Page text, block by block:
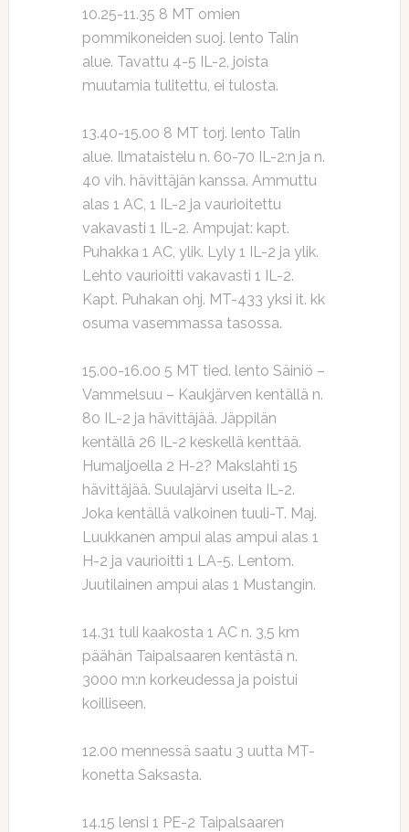
10.25-11.35 8 MT omien
pommikoneiden suoj. lento Talin
alue. Tavattu 4-5 IL-2, joista
muutamia tulitettu, ei tulosta.
13.40-15.00 8 MT torj. lento Talin
alue. Ilmataistelu n. 60-70 IL-2:n ja n.
40 vih. hävittäjän kanssa. Ammuttu
alas 1 AC, 1 IL-2 ja vaurioitettu
vakavasti 1 IL-2. Ampujat: kapt.
Puhakka 1 AC, ylik. Lyly 1 IL-2 ja ylik.
Lehto vaurioitti vakavasti 1 IL-2.
Kapt. Puhakan ohj. MT-433 yksi it. kk
osuma vasemmassa tasossa.
15.00-16.00 5 MT tied. lento Säiniö –
Vammelsuu – Kaukjärven kentällä n.
80 IL-2 ja hävittäjää. Jäppilän
kentällä 26 IL-2 keskellä kenttää.
Humaljoella 2 H-2? Makslahti 15
hävittäjää. Suulajärvi useita IL-2.
Joka kentällä valkoinen tuuli-T. Maj.
Luukkanen ampui alas ampui alas 1
H-2 ja vaurioitti 1 LA-5. Lentom.
Juutilainen ampui alas 1 Mustangin.
14.31 tuli kaakosta 1 AC n. 3,5 km
päähän Taipalsaaren kentästä n.
3000 m:n korkeudessa ja poistui
koilliseen.
12.00 mennessä saatu 3 uutta MT-
konetta Saksasta.
14.15 lensi 1 PE-2 Taipalsaaren